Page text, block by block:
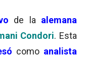
de la alemana
Condori. Esta
como analista